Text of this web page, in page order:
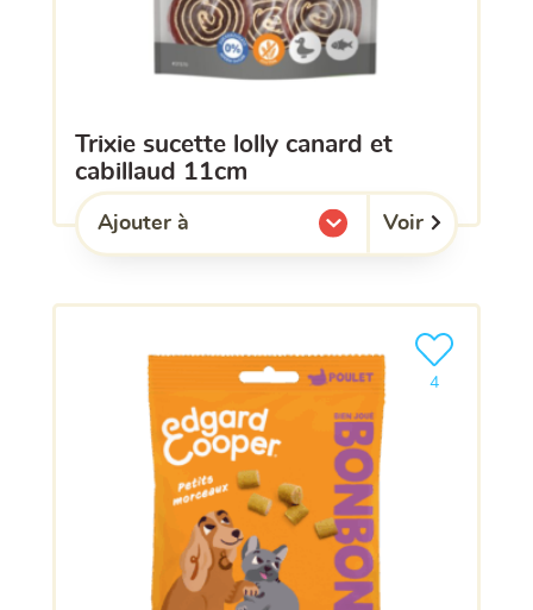
trixie sucette lolly canard et
cabillaud 11cm
Ajouter à
l'une de mes listes. Voir
4
Ajouter le